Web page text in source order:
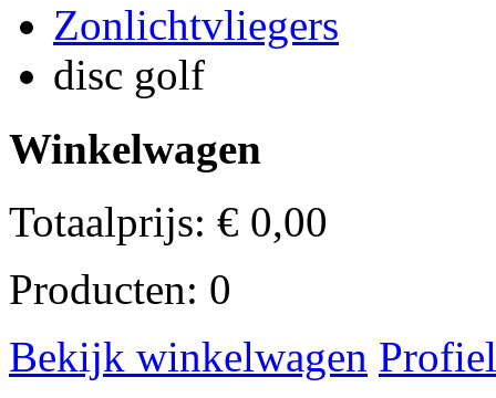
Zonlichtvliegers
disc golf
Winkelwagen
Totaalprijs: € 0,00
Producten: 0
Bekijk winkelwagen Profiel